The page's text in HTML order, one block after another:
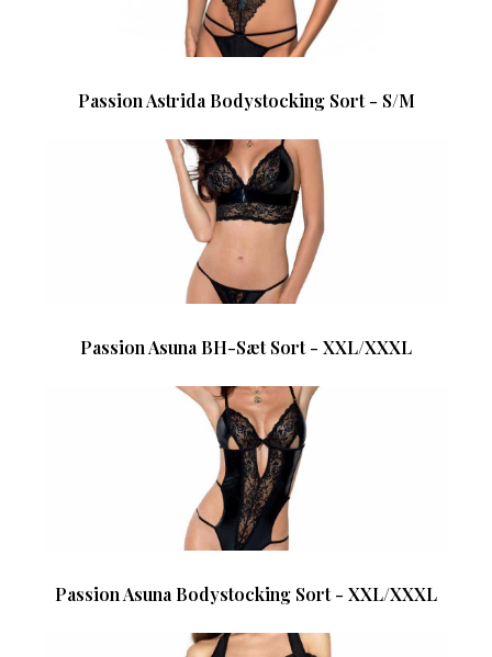
Passion Astrida Bodystocking Sort - S/M
Passion Asuna BH-Sæt Sort - XXL/XXXL
Passion Asuna Bodystocking Sort - XXL/XXXL